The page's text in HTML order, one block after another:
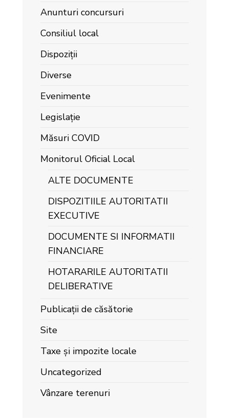
Anunturi concursuri
Consiliul local
Dispoziții
Diverse
Evenimente
Legislație
Măsuri COVID
Monitorul Oficial Local
ALTE DOCUMENTE
DISPOZITIILE AUTORITATII
EXECUTIVE
DOCUMENTE SI INFORMATII
FINANCIARE
HOTARARILE AUTORITATII
DELIBERATIVE
Publicații de căsătorie
Site
Taxe și impozite locale
Uncategorized
Vânzare terenuri